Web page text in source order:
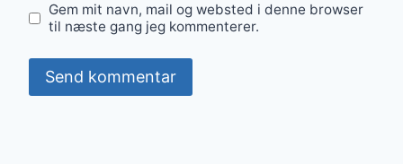
Gem mit navn, mail og websted i denne browser
til næste gang jeg kommenterer.